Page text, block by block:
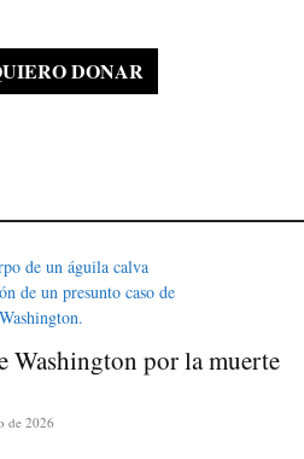
DONAR
Washington por la muerte
de 2026